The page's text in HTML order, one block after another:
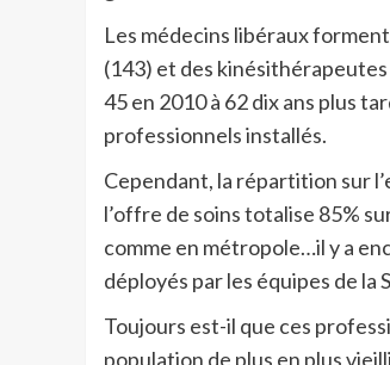
Les médecins libéraux
(143) et des
45 en 2010 à 62 dix ans plus
professionnels installés.
Cependant, la répartition sur
l’offre de soins totalise 85%
comme en métropole…il y a
déployés par les équipes de la
Toujours est-il que ces
population de plus en plus